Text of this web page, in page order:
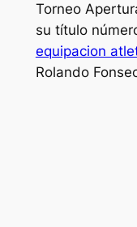
Torneo
su título
equipacion
Rolando